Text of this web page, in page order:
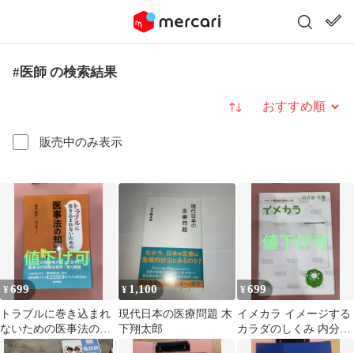
#医師 の検索結果
販売中のみ表示
並び替え
¥699
トラブルに巻き込まれ
ないための医事法の知
識 【値下げ可】
¥ 1,100
現代日本の医療問題 木
下翔太郎
¥699
イメカラ イメージする
カラダのしくみ 内分
泌・代謝 【値下げ可】